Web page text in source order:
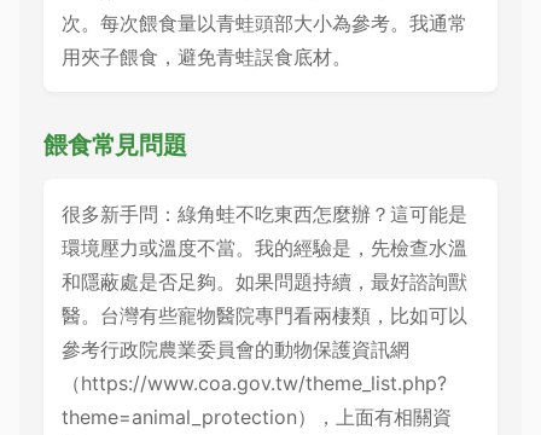
次。每次餵食量以青蛙頭部大小為參考。我通常
用夾子餵食，避免青蛙誤食底材。
餵食常見問題
很多新手問：綠角蛙不吃東西怎麼辦？這可能是
環境壓力或溫度不當。我的經驗是，先檢查水溫
和隱蔽處是否足夠。如果問題持續，最好諮詢獸
醫。台灣有些寵物醫院專門看兩棲類，比如可以
參考行政院農業委員會的動物保護資訊網
（https://www.coa.gov.tw/theme_list.php?
theme=animal_protection），上面有相關資